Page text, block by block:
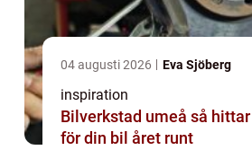
04 augusti 2026 Eva Sjöberg
inspiration
Bilverkstad umeå så hittar du rätt hjälp
för din bil året runt